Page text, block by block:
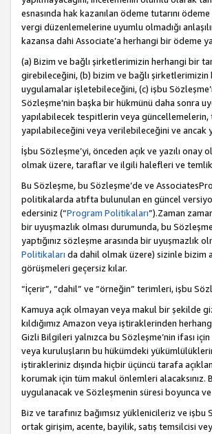
esnasında hak kazanılan ödeme tutarını
vergi düzenlemelerine uyumlu olmadığı
kazansa dahi Associate’a herhangi bir ödeme
(a) Bizim ve bağlı şirketlerimizin herhangi bir
girebileceğini, (b) bizim ve bağlı
uygulamalar işletebileceğini, (c) işbu
Sözleşme’nin başka bir hükmünü daha sonra
yapılabilecek tespitlerin veya güncellemelerin,
yapılabileceğini veya verilebileceğini ve ancak
İşbu Sözleşme’yi, önceden açık ve yazılı
olmak üzere, taraflar ve ilgili halefleri ve temlik
Bu Sözleşme, bu Sözleşme’de ve
politikalarda atıfta bulunulan en güncel
edersiniz (“Program Politikaları”).Zaman
bir uyuşmazlık olması durumunda, bu
yaptığınız sözleşme arasında bir uyuşmazlık
Politikaları da dahil olmak üzere) sizinle bizim
görüşmeleri geçersiz kılar.
“İçerir”, “dahil” ve “örneğin” terimleri, işbu
Kamuya açık olmayan veya makul bir şekilde
kıldığımız Amazon veya iştiraklerinden
Gizli Bilgileri yalnızca bu Sözleşme’nin ifası
veya kuruluşların bu hükümdeki
iştirakleriniz dışında hiçbir üçüncü tarafa
korumak için tüm makul önlemleri alacaksınız.
uygulanacak ve Sözleşmenin süresi boyunca
Biz ve tarafınız bağımsız yüklenicileriz ve
ortak girişim, acente, bayilik, satış temsilcisi